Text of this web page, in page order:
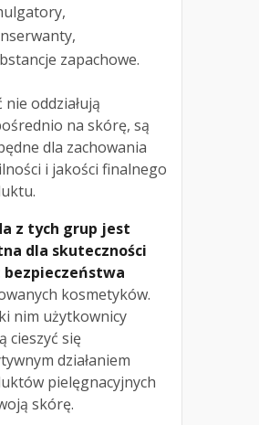
zapachowe.
nie oddziałują
na skórę, są
dla zachowania
i jakości finalnego
z tych grup jest
dla skuteczności
bezpieczeństwa
kosmetyków.
nim użytkownicy
cieszyć się
działaniem
pielęgnacyjnych
skórę.